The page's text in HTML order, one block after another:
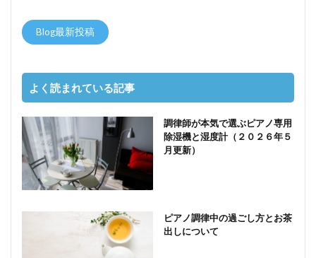
Blog最新投稿
よく読まれている記事
調律師が本気で選ぶピアノ専用
除湿機と湿度計（２０２６年５
月更新）
ピアノ調律中の過ごし方とお茶
出しについて